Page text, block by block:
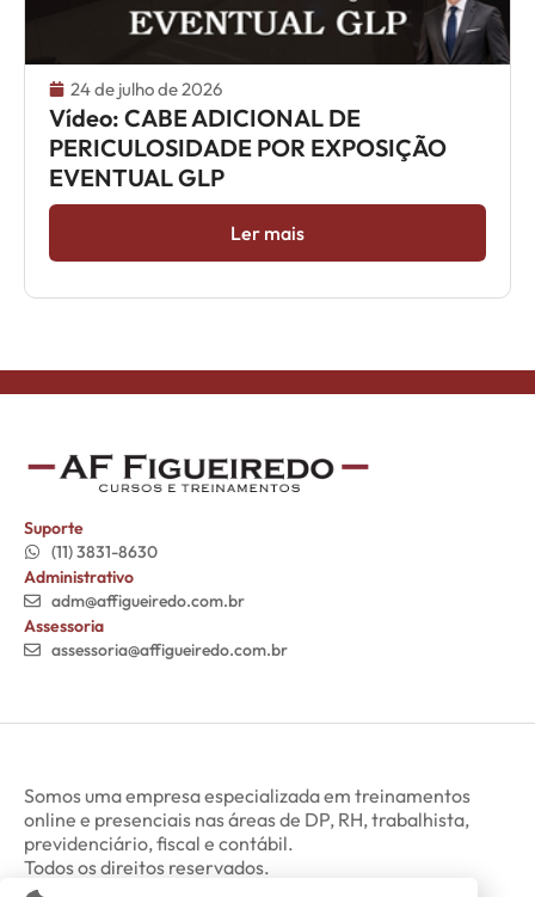
24 de julho de 2026
Vídeo: CABE ADICIONAL DE
PERICULOSIDADE POR EXPOSIÇÃO
EVENTUAL GLP
Ler mais
Suporte
(11) 3831-8630
Administrativo
adm@affigueiredo.com.br
Assessoria
assessoria@affigueiredo.com.br
Somos uma empresa especializada em treinamentos
online e presenciais nas áreas de DP, RH, trabalhista,
previdenciário, fiscal e contábil.
Todos os direitos reservados.